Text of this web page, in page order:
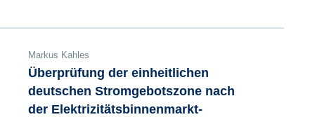
Markus Kahles
Überprüfung der einheitlichen
deutschen Stromgebotszone nach
der Elektrizitätsbinnenmarkt-